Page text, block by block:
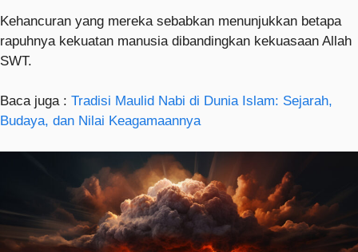
Kehancuran yang mereka sebabkan menunjukkan betapa
rapuhnya kekuatan manusia dibandingkan kekuasaan Allah
SWT.
Baca juga : Tradisi Maulid Nabi di Dunia Islam: Sejarah,
Budaya, dan Nilai Keagamaannya